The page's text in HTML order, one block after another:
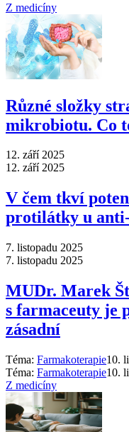
Z medicíny
Různé složky
mikrobiotu. Co
12. září 2025
12. září 2025
V čem tkví
protilátky u
7. listopadu 2025
7. listopadu 2025
MUDr. Marek
s farmaceuty je
zásadní
Téma: Farmakoterapie10.
Téma: Farmakoterapie10.
Z medicíny